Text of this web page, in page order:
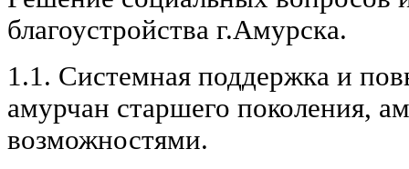
благоустройства г.Амурска.
1.1. Системная поддержка и
амурчан старшего поколения,
возможностями.